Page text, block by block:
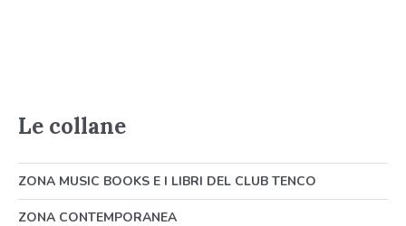
Le collane
ZONA MUSIC BOOKS E I LIBRI DEL CLUB TENCO
ZONA CONTEMPORANEA